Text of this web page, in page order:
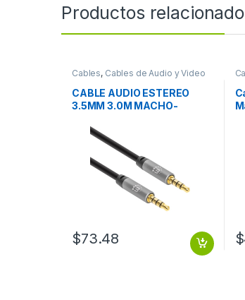
Productos
Cables, Cables de Audio y Video
CABLE AUDIO ESTEREO
3.5MM 3.0M MACHO-
$73.48 $